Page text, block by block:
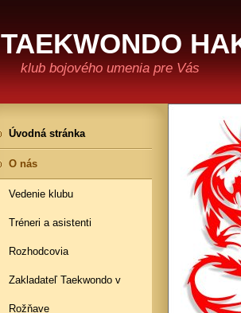
TAEKWONDO
klub bojového umenia pre Vás
Úvodná stránka
O nás
Vedenie klubu
Tréneri a asistenti
Rozhodcovia
Zakladateľ Taekwondo v
Rožňave